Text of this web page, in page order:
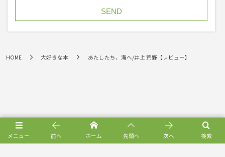
HOME 大好きな本 あたしたち、海へ/井上 荒野【レビュー】
メニュー 検索
前へ ホーム 先頭へ 次へ